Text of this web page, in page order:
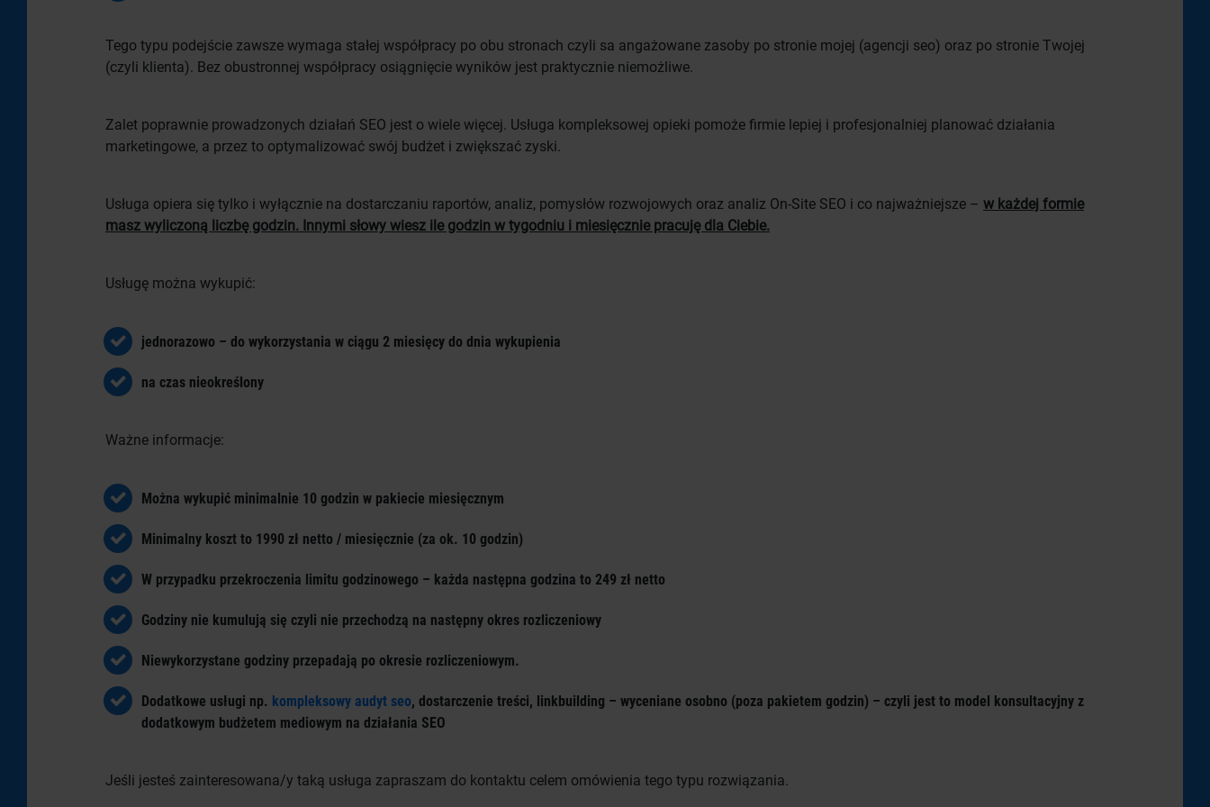
Tego typu podejście zawsze wymaga stałej współpracy po obu stronach czyli sa angażowane zasoby po stronie mojej (agencji seo) oraz po stronie Twojej
(czyli klienta). Bez obustronnej współpracy osiągnięcie wyników jest praktycznie niemożliwe.
Zalet poprawnie prowadzonych działań SEO jest o wiele więcej. Usługa kompleksowej opieki pomoże firmie lepiej i profesjonalniej planować działania
marketingowe, a przez to optymalizować swój budżet i zwiększać zyski.
Usługa opiera się tylko i wyłącznie na dostarczaniu raportów, analiz, pomysłów rozwojowych oraz analiz On-Site SEO i co najważniejsze – w każdej formie
masz wyliczoną liczbę godzin. Innymi słowy wiesz ile godzin w tygodniu i miesięcznie pracuję dla Ciebie.
Usługę można wykupić:
jednorazowo – do wykorzystania w ciągu 2 miesięcy do dnia wykupienia
na czas nieokreślony
Ważne informacje:
Można wykupić minimalnie 10 godzin w pakiecie miesięcznym
Minimalny koszt to 1990 zł netto / miesięcznie (za ok. 10 godzin)
W przypadku przekroczenia limitu godzinowego – każda następna godzina to 249 zł netto
Godziny nie kumulują się czyli nie przechodzą na następny okres rozliczeniowy
Niewykorzystane godziny przepadają po okresie rozliczeniowym.
Dodatkowe usługi np. kompleksowy audyt seo, dostarczenie treści, linkbuilding – wyceniane osobno (poza pakietem godzin) – czyli jest to model konsultacyjny z
dodatkowym budżetem mediowym na działania SEO
Jeśli jesteś zainteresowana/y taką usługa zapraszam do kontaktu celem omówienia tego typu rozwiązania.